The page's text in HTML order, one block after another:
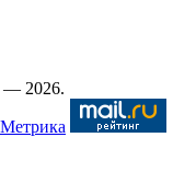
— 2026.